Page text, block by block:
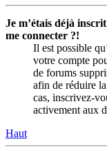
Je m’étais déjà
me connecter ?!
Il est possible
votre compte
de forums
afin de réduire
cas, inscrivez-
activement aux
Haut